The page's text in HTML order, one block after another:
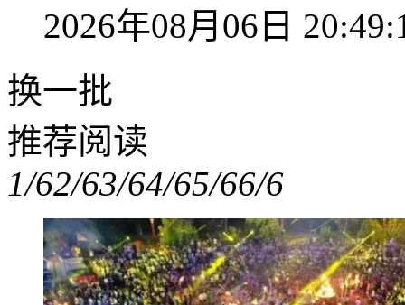
2026年08月06日
换一批
推荐阅读
1/62/63/64/65/66/6